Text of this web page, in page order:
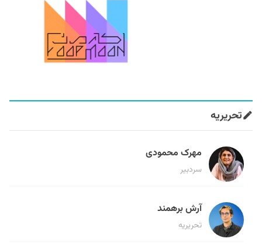
تحریریه
مهرک محمودی
سردبیر
آرش برهمند
تحریریه